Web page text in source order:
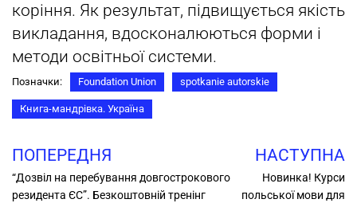
коріння. Як результат, підвищується якість
викладання, вдосконалюються форми і
методи освітньої системи.
Позначки: Foundation Union spotkanie autorskie
Книга-мандрівка. Україна
ПОПЕРЕДНЯ
“Дозвіл на перебування довгострокового
резидента ЄС”. Безкоштовній тренінг
НАСТУПНА
Новинка! Курси
польської мови для